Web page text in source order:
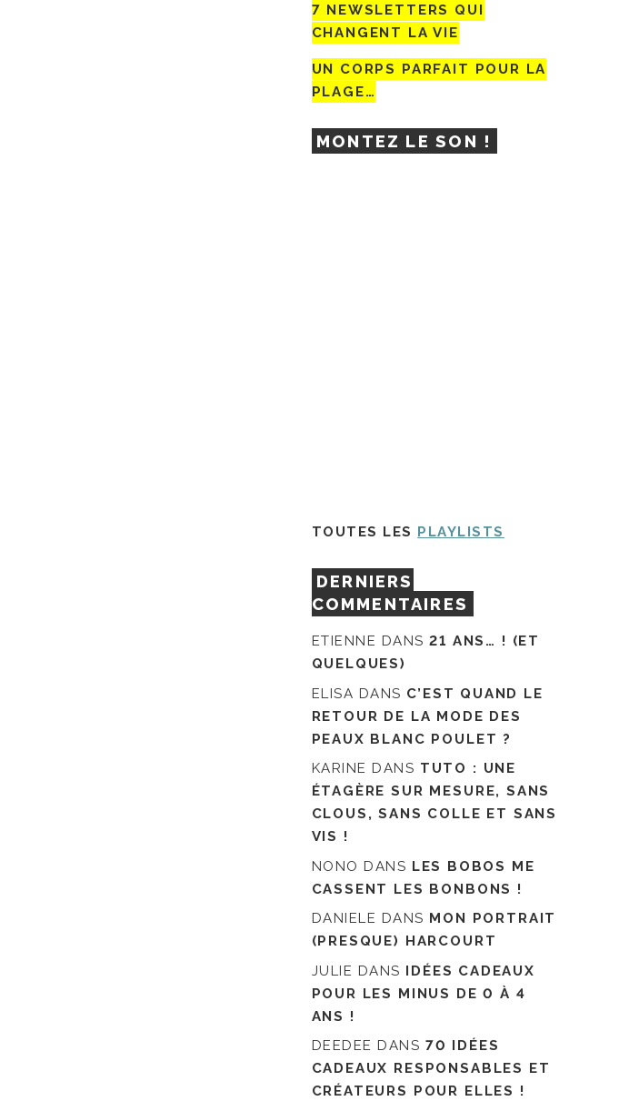
7 NEWSLETTERS QUI
CHANGENT LA VIE
UN CORPS PARFAIT POUR LA
PLAGE…
MONTEZ LE SON !
TOUTES LES PLAYLISTS
DERNIERS
COMMENTAIRES
ETIENNE DANS21 ANS… ! (ET
QUELQUES)
ELISA DANS C’EST QUAND LE
RETOUR DE LA MODE DES
PEAUX BLANC POULET ?
KARINE DANS TUTO : UNE
ÉTAGÈRE SUR MESURE, SANS
CLOUS, SANS COLLE ET SANS
VIS !
NONO DANS LES BOBOS ME
CASSENT LES BONBONS !
DANIELE DANS MON PORTRAIT
(PRESQUE) HARCOURT
JULIE DANS IDÉES CADEAUX
POUR LES MINUS DE 0 À 4
ANS !
DEEDEE DANS 70 IDÉES
CADEAUX RESPONSABLES ET
CRÉATEURS POUR ELLES !